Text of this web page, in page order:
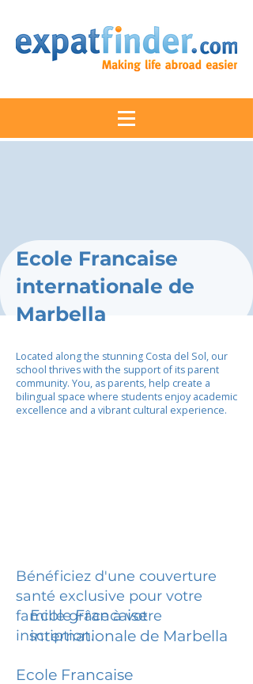
Ecole Francaise
internationale de
Marbella
Located along the stunning Costa del Sol, our
school thrives with the support of its parent
community. You, as parents, help create a
bilingual space where students enjoy academic
excellence and a vibrant cultural experience.
Bénéficiez d'une couverture
santé exclusive pour votre
famille grâce à votre
inscription.
Ecole Francaise
internationale de Marbella
Ecole Francaise